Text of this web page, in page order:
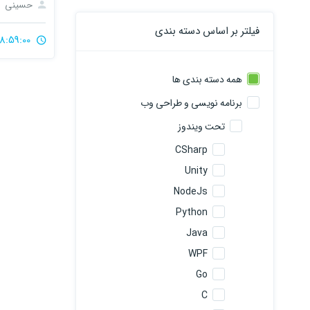
فیلتر بر اساس دسته بندی
همه دسته بندی ها
برنامه نویسی و طراحی وب
تحت ویندوز
CSharp
Unity
NodeJs
Python
Java
WPF
Go
C
حسینی
8:59:00